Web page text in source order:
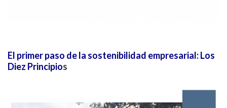
El primer paso de la sostenibilidad empresarial: Los
Diez Principios